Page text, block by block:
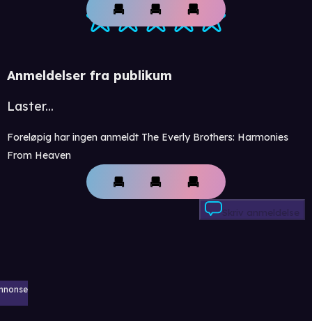
Anmeldelser fra publikum
Laster...
Foreløpig har ingen anmeldt The Everly Brothers: Harmonies
From Heaven
Skriv anmeldelse